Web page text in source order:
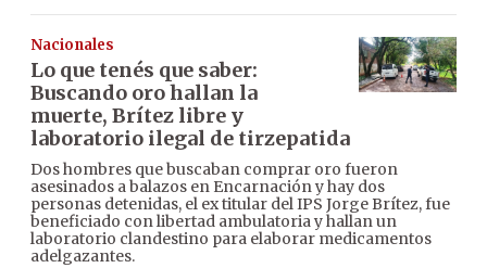
Nacionales
Lo que tenés que saber:
Buscando oro hallan la
muerte, Brítez libre y
laboratorio ilegal de tirzepatida
Dos hombres que buscaban comprar oro fueron
asesinados a balazos en Encarnación y hay dos
personas detenidas, el ex titular del IPS Jorge Brítez, fue
beneficiado con libertad ambulatoria y hallan un
laboratorio clandestino para elaborar medicamentos
adelgazantes.